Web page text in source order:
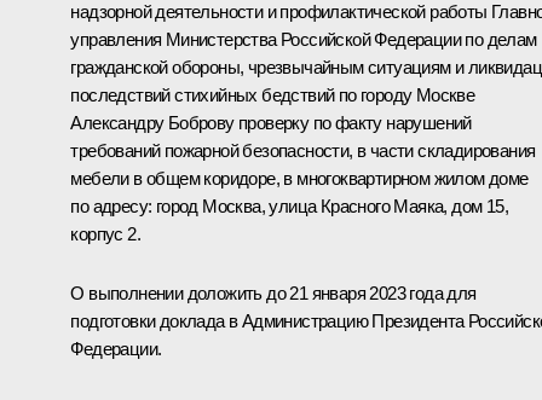
надзорной деятельности и профилактической работы
управления Министерства Российской Федерации по делам
гражданской обороны, чрезвычайным ситуациям и
последствий стихийных бедствий по городу Москве
Александру Боброву проверку по факту нарушений
требований пожарной безопасности, в части складирования
мебели в общем коридоре, в многоквартирном жилом доме
по адресу: город Москва, улица Красного Маяка, дом 15,
корпус 2.
О выполнении доложить до 21 января 2023 года для
подготовки доклада в Администрацию Президента
Федерации.